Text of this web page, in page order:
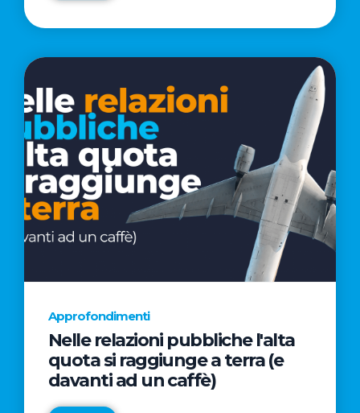
Approfondimenti
Nelle relazioni pubbliche l'alta
quota si raggiunge a terra (e
davanti ad un caffè)